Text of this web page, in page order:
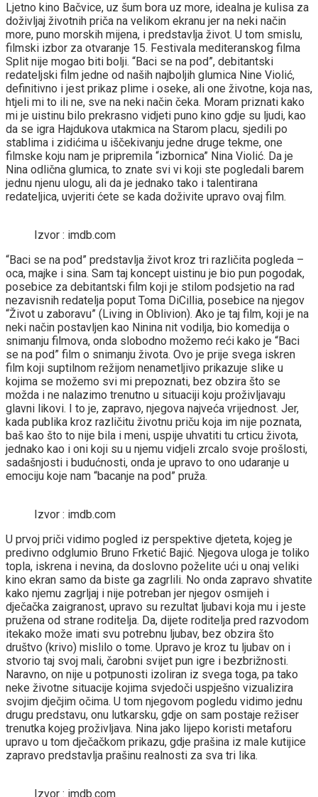
Ljetno kino Bačvice, uz šum bora uz more, idealna je kulisa za
doživljaj životnih priča na velikom ekranu jer na neki način
more, puno morskih mijena, i predstavlja život. U tom smislu,
filmski izbor za otvaranje 15. Festivala mediteranskog filma
Split nije mogao biti bolji. “Baci se na pod”, debitantski
redateljski film jedne od naših najboljih glumica Nine Violić,
definitivno i jest prikaz plime i oseke, ali one životne, koja nas,
htjeli mi to ili ne, sve na neki način čeka. Moram priznati kako
mi je uistinu bilo prekrasno vidjeti puno kino gdje su ljudi, kao
da se igra Hajdukova utakmica na Starom placu, sjedili po
stablima i zidićima u iščekivanju jedne druge tekme, one
filmske koju nam je pripremila “izbornica” Nina Violić. Da je
Nina odlična glumica, to znate svi vi koji ste pogledali barem
jednu njenu ulogu, ali da je jednako tako i talentirana
redateljica, uvjeriti ćete se kada doživite upravo ovaj film.
Izvor : imdb.com
“Baci se na pod” predstavlja život kroz tri različita pogleda –
oca, majke i sina. Sam taj koncept uistinu je bio pun pogodak,
posebice za debitantski film koji je stilom podsjetio na rad
nezavisnih redatelja poput Toma DiCillia, posebice na njegov
“Život u zaboravu” (Living in Oblivion). Ako je taj film, koji je na
neki način postavljen kao Ninina nit vodilja, bio komedija o
snimanju filmova, onda slobodno možemo reći kako je “Baci
se na pod” film o snimanju života. Ovo je prije svega iskren
film koji suptilnom režijom nenametljivo prikazuje slike u
kojima se možemo svi mi prepoznati, bez obzira što se
možda i ne nalazimo trenutno u situaciji koju proživljavaju
glavni likovi. I to je, zapravo, njegova najveća vrijednost. Jer,
kada publika kroz različitu životnu priču koja im nije poznata,
baš kao što to nije bila i meni, uspije uhvatiti tu crticu života,
jednako kao i oni koji su u njemu vidjeli zrcalo svoje prošlosti,
sadašnjosti i budućnosti, onda je upravo to ono udaranje u
emociju koje nam “bacanje na pod” pruža.
Izvor : imdb.com
U prvoj priči vidimo pogled iz perspektive djeteta, kojeg je
predivno odglumio Bruno Frketić Bajić. Njegova uloga je toliko
topla, iskrena i nevina, da doslovno poželite ući u onaj veliki
kino ekran samo da biste ga zagrlili. No onda zapravo shvatite
kako njemu zagrljaj i nije potreban jer njegov osmijeh i
dječačka zaigranost, upravo su rezultat ljubavi koja mu i jeste
pružena od strane roditelja. Da, dijete roditelja pred razvodom
itekako može imati svu potrebnu ljubav, bez obzira što
društvo (krivo) mislilo o tome. Upravo je kroz tu ljubav on i
stvorio taj svoj mali, čarobni svijet pun igre i bezbrižnosti.
Naravno, on nije u potpunosti izoliran iz svega toga, pa tako
neke životne situacije kojima svjedoči uspješno vizualizira
svojim dječjim očima. U tom njegovom pogledu vidimo jednu
drugu predstavu, onu lutkarsku, gdje on sam postaje režiser
trenutka kojeg proživljava. Nina jako lijepo koristi metaforu
upravo u tom dječačkom prikazu, gdje prašina iz male kutijice
zapravo predstavlja prašinu realnosti za sva tri lika.
Izvor : imdb.com